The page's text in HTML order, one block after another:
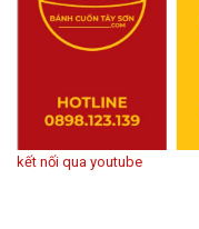
kết nối qua youtube